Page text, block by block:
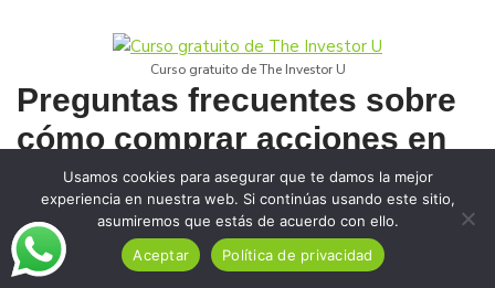
Curso gratuito de The Investor U
Preguntas frecuentes sobre
cómo comprar acciones en
Argentina:
¿Dónde se pueden comprar acciones en
Argentina?
Usamos cookies para asegurar que te damos la mejor
experiencia en nuestra web. Si continúas usando este sitio,
asumiremos que estás de acuerdo con ello.
Aceptar
Política de privacidad